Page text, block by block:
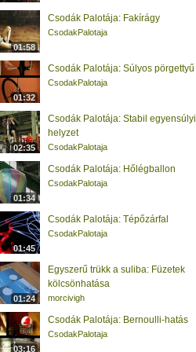
01:58
Csodák Palotája: Fakírágy
CsodakPalotaja
01:32
Csodák Palotája: Súlyos pörgettyű
CsodakPalotaja
02:35
Csodák Palotája: Stabil egyensúlyi
helyzet
CsodakPalotaja
01:34
Csodák Palotája: Hőlégballon
CsodakPalotaja
01:45
Csodák Palotája: Tépőzárfal
CsodakPalotaja
01:24
Egyszerű trükk a suliba: Füzetek
kölcsönhatása
morcivigh
03:16
Csodák Palotája: Bernoulli-hatás
CsodakPalotaja